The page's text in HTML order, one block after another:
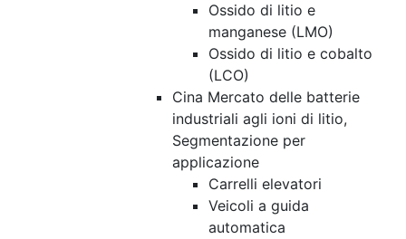
Ossido di litio e
manganese (LMO)
Ossido di litio e cobalto
(LCO)
Cina Mercato delle batterie
industriali agli ioni di litio,
Segmentazione per
applicazione
Carrelli elevatori
Veicoli a guida
automatica